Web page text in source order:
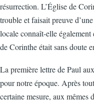
résurrection. L’Église de
trouble et faisait preuve
locale connaît-elle
de Corinthe était sans doute
La première lettre de Paul
pour notre époque. Après
certaine mesure, aux mêmes